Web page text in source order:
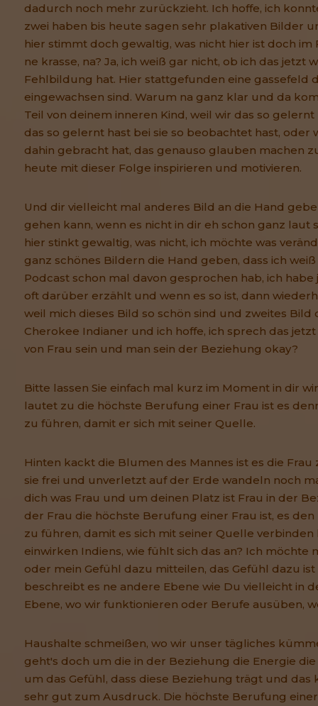
dadurch noch mehr zurückzieht. Ich hoffe, ich
zwei haben bis heute sagen sehr plakativen Bilder
hier stimmt doch gewaltig, was nicht hier ist doch im
ne krasse, na? Ja, ich weiß gar nicht, ob ich das jetzt
Fehlbildung hat. Hier stattgefunden eine gassefeld
eingewachsen sind. Warum na ganz klar und da
Teil von deinem inneren Kind, weil wir das so
das so gelernt hast bei sie so beobachtet hast, oder
dahin gebracht hat, das genauso glauben machen
heute mit dieser Folge inspirieren und motivieren.
Und dir vielleicht mal anderes Bild an die Hand
gehen kann, wenn es nicht in dir eh schon ganz laut
hier stinkt gewaltig, was nicht, ich möchte was
ganz schönes Bildern die Hand geben, dass ich
Podcast schon mal davon gesprochen hab, ich
oft darüber erzählt und wenn es so ist, dann
weil mich dieses Bild so schön sind und zweites Bild
Cherokee Indianer und ich hoffe, ich sprech das
von Frau sein und man sein der Beziehung okay?
Bitte lassen Sie einfach mal kurz im Moment in dir
lautet zu die höchste Berufung einer Frau ist es
zu führen, damit er sich mit seiner Quelle.
Hinten kackt die Blumen des Mannes ist es die
sie frei und unverletzt auf der Erde wandeln noch
dich was Frau und um deinen Platz ist Frau in der
der Frau die höchste Berufung einer Frau ist, es den
zu führen, damit es sich mit seiner Quelle verbinden
einwirken Indiens, wie fühlt sich das an? Ich möchte
oder mein Gefühl dazu mitteilen, das Gefühl dazu
beschreibt es ne andere Ebene wie Du vielleicht in
Ebene, wo wir funktionieren oder Berufe ausüben,
Haushalte schmeißen, wo wir unser tägliches
geht's doch um die in der Beziehung die Energie
um das Gefühl, dass diese Beziehung trägt und das
sehr gut zum Ausdruck. Die höchste Berufung